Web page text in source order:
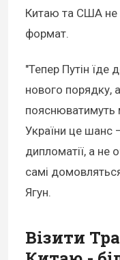
Китаю та США не
формат.
"Тепер Путін їде
нового порядку,
пояснюватимуть
України це шанс
дипломатії, а не
самі
Ягун.
Візити